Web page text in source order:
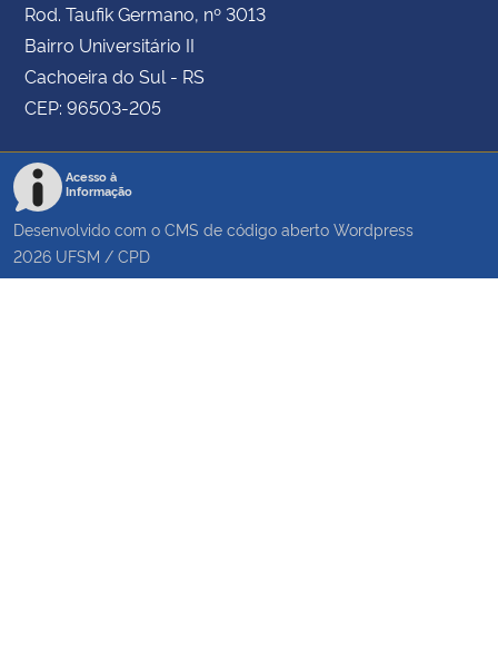
Rod. Taufik Germano, nº 3013
Bairro Universitário II
Cachoeira do Sul - RS
CEP: 96503-205
Acesso à
Informação
Desenvolvido com o CMS de código aberto Wordpress
2026 UFSM / CPD